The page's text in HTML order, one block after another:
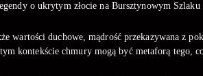
o ukrytym złocie na Bursztynowym
wartości duchowe, mądrość przekazywana z
kontekście chmury mogą być metaforą tego,